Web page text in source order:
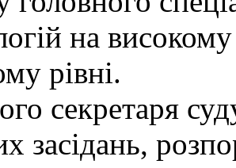
на
рівні.
секретаря
засідань,